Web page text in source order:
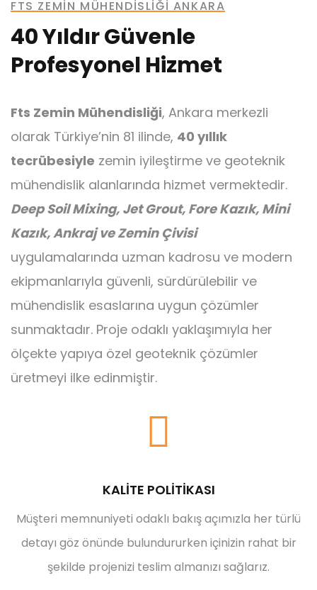
Ankraj
Mini Kazık
FTS ZEMIN MÜHENDISLIĞI ANKARA
40 Yıldır Güvenle
Profesyonel Hizmet
Fts Zemin Mühendisliği, Ankara merkezli
olarak Türkiye’nin 81 ilinde, 40 yıllık
tecrübesiyle zemin iyileştirme ve geoteknik
mühendislik alanlarında hizmet vermektedir.
Deep Soil Mixing, Jet Grout, Fore Kazık, Mini
Kazık, Ankraj ve Zemin Çivisi
uygulamalarında uzman kadrosu ve modern
ekipmanlarıyla güvenli, sürdürülebilir ve
mühendislik esaslarına uygun çözümler
sunmaktadır. Proje odaklı yaklaşımıyla her
ölçekte yapıya özel geoteknik çözümler
üretmeyi ilke edinmiştir.
KALİTE POLİTİKASI
Müşteri memnuniyeti odaklı bakış açımızla her türlü
detayı göz önünde bulundururken içinizin rahat bir
şekilde projenizi teslim almanızı sağlarız.